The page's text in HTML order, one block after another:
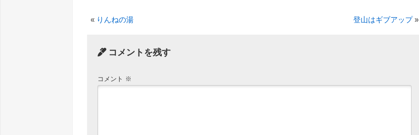
« りんねの湯 登山はギブアップ»
コメントを残す
コメント ※